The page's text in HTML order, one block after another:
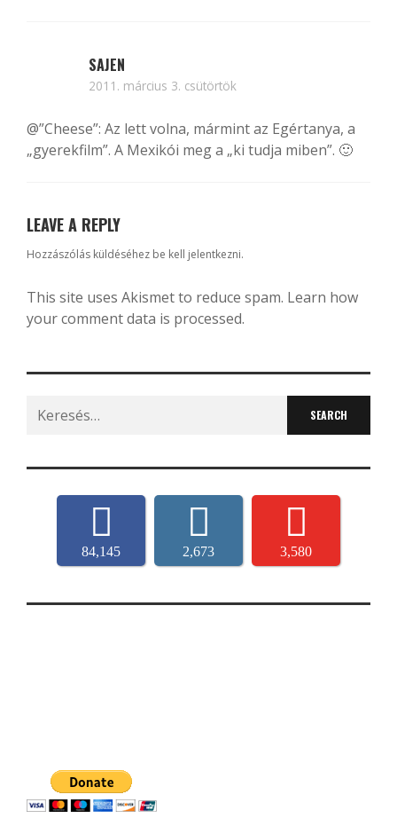
SAJEN
2011. március 3. csütörtök
@”Cheese”: Az lett volna, mármint az Egértanya, a
„gyerekfilm”. A Mexikói meg a „ki tudja miben”. 🙂
LEAVE A REPLY
Hozzászólás küldéséhez be kell jelentkezni.
This site uses Akismet to reduce spam. Learn how
your comment data is processed.
Search
for:
84,145 2,673 3,580